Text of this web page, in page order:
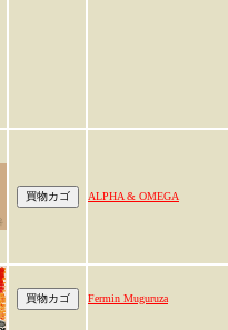
ALPHA & OMEGA
Fermin Muguruza